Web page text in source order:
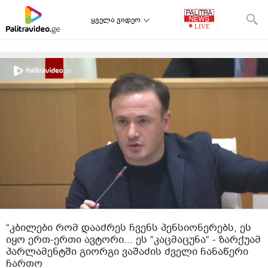
ყველა ვიდეო
“კბილები რომ დააძრეს ჩვენს პენსიონერებს, ეს
იყო ერთ-ერთი ავტორი... ეს “კაცმაცუნა“ - ზარქუამ
პარლამენტში გიორგი ვაშაძის ძველი ჩანაწერი
ჩართო